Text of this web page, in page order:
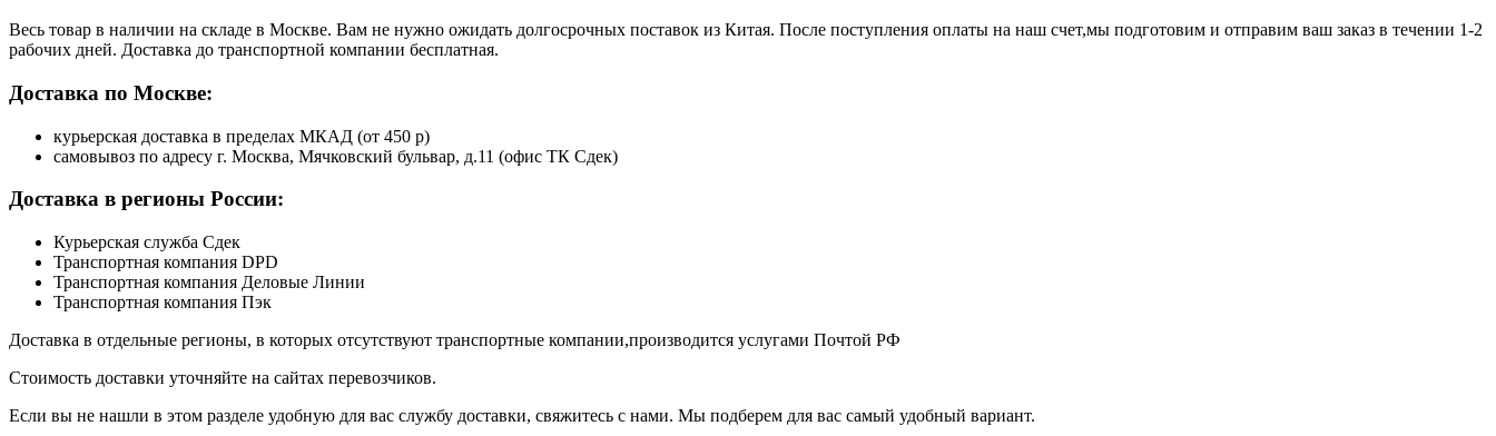
Весь товар в наличии на складе в Москве. Вам не нужно ожидать долгосрочных поставок из Китая. После поступления оплаты на наш счет,мы подготовим и отправим ваш заказ в течении 1-2
рабочих дней. Доставка до транспортной компании бесплатная.
Доставка по Москве:
курьерская доставка в пределах МКАД (от 450 р)
самовывоз по адресу г. Москва, Мячковский бульвар, д.11 (офис ТК Сдек)
Доставка в регионы России:
Курьерская служба Сдек
Транспортная компания DPD
Транспортная компания Деловые Линии
Транспортная компания Пэк
Доставка в отдельные регионы, в которых отсутствуют транспортные компании,производится услугами Почтой РФ
Стоимость доставки уточняйте на сайтах перевозчиков.
Если вы не нашли в этом разделе удобную для вас службу доставки, свяжитесь с нами. Мы подберем для вас самый удобный вариант.